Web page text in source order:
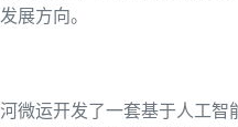
展方向。
微运开发了一套基于人工智